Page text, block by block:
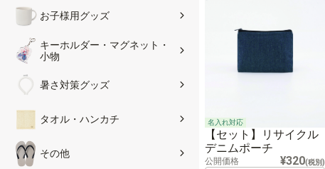
お子様用グッズ
キーホルダー・マグネット・
小物
暑さ対策グッズ
タオル・ハンカチ
その他
名入れ対応
【セット】リサイクル
デニムポーチ
公開価格 ¥320(税別)